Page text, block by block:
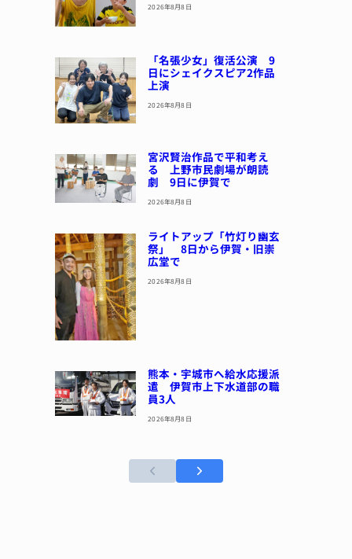
2026年8月8日
「名張少女」復活公演 9
日にシェイクスピア2作品
上演
2026年8月8日
宮沢賢治作品で平和考え
る 上野市民劇場が朗読
劇 9日に伊賀で
2026年8月8日
ライトアップ「竹灯り幽玄
祭」 8日から伊賀・旧崇
広堂で
2026年8月8日
熊本・宇城市へ給水応援派
遣 伊賀市上下水道部の職
員3人
2026年8月8日